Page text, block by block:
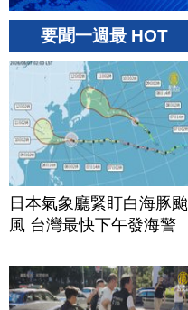
要聞一週最 HOT
日本氣象廳緊盯白海豚颱
風 台灣最快下午發海警